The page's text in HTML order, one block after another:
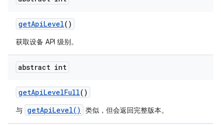
getApiLevel()
获取设备 API 级别。
abstract int
getApiLevelFull()
与 getApiLevel() 类似，但会返回完整版本。